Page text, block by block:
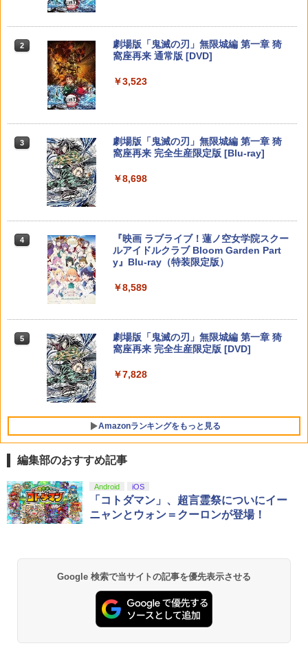
ソフト ぽこ あ ポケモン POT-P-AAB5A
3
【セット商品】スプラトゥーン レイダー
ス + Nintendo Switch 2 用カードケース
カードポケット24 スプラトゥーン レイ
ダース
￥8,580
4
任天堂 マリオカート ワールド【Switch
2】 BEEPAAAAA [BEEPAAAAA]
￥8,960
5
任天堂 【Switch2】マリオカート ワール
ド [BEE-P-AAAAA NSW2 マリオカ-ト
ワ-ルド]
￥8,970
￥3,580
Marvel's Spider-Man 2
【中古】【18歳以上対象】アサシン クリ
／アクション・ゲーム
￥5,800
Kepler Interactive 【PS5】Clair Obscu
レ-ル オブスキュ-ル エクスペディション
￥6,280
【中古】【3DS】ドラゴンクエストXI 過
￥588
【中古】ファイナルファンタジーVII イ
【中古】真・女神転生IV “豪華ブックレ
付
￥2,505
lu-ray】 [ 杉田智和 ]
￥4,118
だ知らない。【通常版】【Blu-ray】 [ 入
￥4,312
【80年代SFの金字塔】北米版 PS5再生
￥4,790
2 スプラトゥーン レイダース -Switch2
3 Nintendo Switch 2(日本語・国内専用)
4
ニンテンドープリペイド番号 9000円|オ
ンラインコード版
￥9,000
5
ニンテンドープリペイド番号 5000円|オ
ンラインコード版
￥5,000
2
Beast of Reincarnation -PS5 【特典】
プロダクトコード 封入
￥7,286
3
【純正品】ディスクドライブ(CFI-ZDD1
J) PlayStation 5
￥11,849
トローラー ミッドナイト ブラック(CFI-
ZCT2J01)
トローラー(CFI-ZCT2J)
ルコード 【旧 Xbox ギフトカード】 [オ
ンラインコード]
￥5,000
ラー (ロボット ホワイト)
4
【純正品】Xbox 充電式バッテリー + US
B-C ケーブル
￥2,618
5
￥8,020
2
劇場版「鬼滅の刃」無限城編 第一章 猗
窩座再来 通常版 [DVD]
￥3,523
3
劇場版「鬼滅の刃」無限城編 第一章 猗
窩座再来 完全生産限定版 [Blu-ray]
￥8,698
4
『映画 ラブライブ！蓮ノ空女学院スクー
ルアイドルクラブ Bloom Garden Part
y』Blu-ray（特装限定版）
￥8,589
5
劇場版「鬼滅の刃」無限城編 第一章 猗
窩座再来 完全生産限定版 [DVD]
￥7,828
Amazonランキングをもっと見る
編集部のおすすめ記事
Android iOS
「コトダマン」、超言霊祭についにイー
ニャンとウォン＝クーロンが登場！
Google 検索で当サイトの記事を優先表示させる